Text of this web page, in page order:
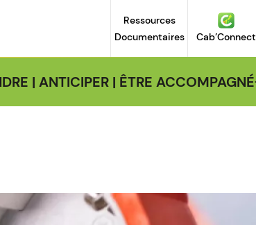
Ressources
Documentaires
Cab’Connect
| ANTICIPER | ÊTRE ACCOMPAGNÉ